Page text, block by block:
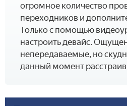
огромное количество
переходников и
Только с помощью
настроить девайс.
непередаваемые, но
данный момент